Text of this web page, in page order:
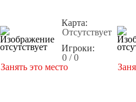
Карта:
Отсутствует
Игроки:
0 / 0
Занять это место